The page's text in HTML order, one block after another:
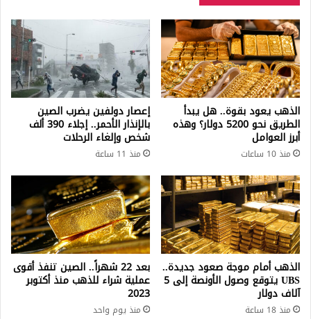
الذهب يعود بقوة.. هل يبدأ
الطريق نحو 5200 دولار؟ وهذه
أبرز العوامل
منذ 10 ساعات
إعصار دولفين يضرب الصين
بالإنذار الأحمر.. إجلاء 390 ألف
شخص وإلغاء الرحلات
منذ 11 ساعة
الذهب أمام موجة صعود جديدة..
UBS يتوقع وصول الأونصة إلى 5
آلاف دولار
منذ 18 ساعة
بعد 22 شهراً.. الصين تنفذ أقوى
عملية شراء للذهب منذ أكتوبر
2023
منذ يوم واحد